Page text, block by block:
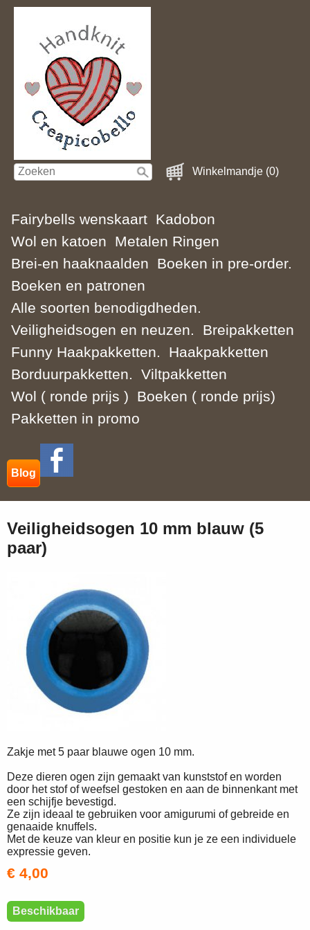
Winkelmandje (0)
Fairybells wenskaart Kadobon
Wol en katoen
Metalen Ringen
Brei-en haaknaalden
Boeken in pre-order.
Boeken en patronen
Alle soorten benodigdheden.
Veiligheidsogen en neuzen.
Breipakketten
Funny Haakpakketten.
Haakpakketten
Borduurpakketten.
Viltpakketten
Wol ( ronde prijs )
Boeken ( ronde prijs)
Pakketten in promo
Blog
Veiligheidsogen 10 mm blauw (5
paar)
Zakje met 5 paar blauwe ogen 10 mm.
Deze dieren ogen zijn gemaakt van kunststof en worden
door het stof of weefsel gestoken en aan de binnenkant met
een schijfje bevestigd.
Ze zijn ideaal te gebruiken voor amigurumi of gebreide en
genaaide knuffels.
Met de keuze van kleur en positie kun je ze een individuele
expressie geven.
€ 4,00
Beschikbaar